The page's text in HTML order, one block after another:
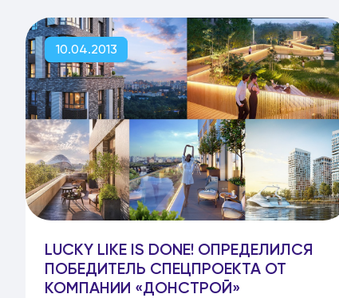
10.04.2013
LUCKY LIKE IS DONE! ОПРЕДЕЛИЛСЯ
ПОБЕДИТЕЛЬ СПЕЦПРОЕКТА ОТ
КОМПАНИИ «ДОНСТРОЙ»